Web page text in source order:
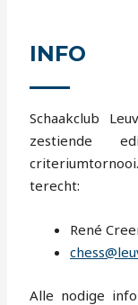
INFO
Schaakclub
zestiende
terecht:
René
Alle nodige